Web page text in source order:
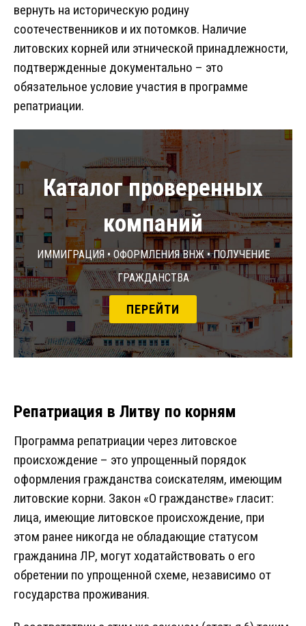
вернуть на историческую родину
соотечественников и их потомков. Наличие
литовских корней или этнической принадлежности,
подтвержденные документально – это
обязательное условие участия в программе
репатриации.
Каталог проверенных
компаний
Иммиграция • Оформления ВНЖ • Получение
гражданства
ПЕРЕЙТИ
Репатриация в Литву по корням
Программа репатриации через литовское
происхождение – это упрощенный порядок
оформления гражданства соискателям, имеющим
литовские корни. Закон «О гражданстве» гласит:
лица, имеющие литовское происхождение, при
этом ранее никогда не обладающие статусом
гражданина ЛР, могут ходатайствовать о его
обретении по упрощенной схеме, независимо от
государства проживания.